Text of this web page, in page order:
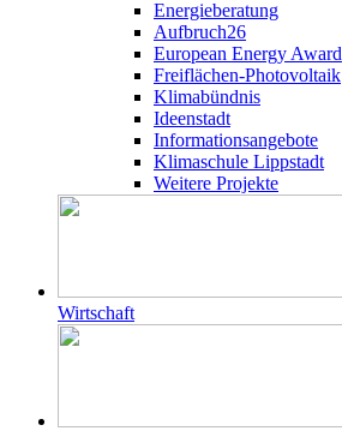
Energieberatung
Aufbruch26
European Energy Award
Freiflächen-Photovoltaik
Klimabündnis
Ideenstadt
Informationsangebote
Klimaschule Lippstadt
Weitere Projekte
Wirtschaft